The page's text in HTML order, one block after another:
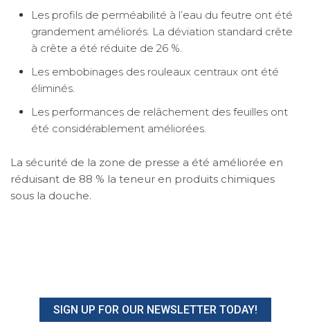
Les profils de perméabilité à l’eau du feutre ont été
grandement améliorés. La déviation standard crête
à crête a été réduite de 26 %.
Les embobinages des rouleaux centraux ont été
éliminés.
Les performances de relâchement des feuilles ont
été considérablement améliorées.
La sécurité de la zone de presse a été améliorée en
réduisant de 88 % la teneur en produits chimiques
sous la douche.
SIGN UP FOR OUR NEWSLETTER TODAY!